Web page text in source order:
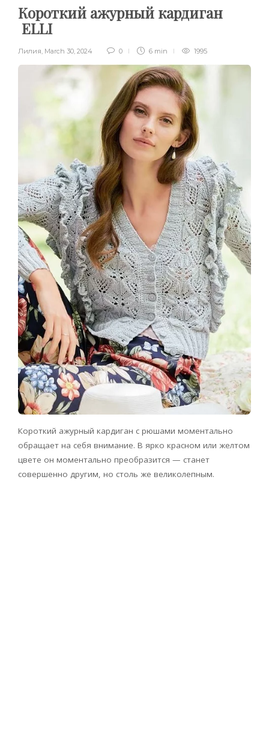
Короткий ажурный кардиган
ELLI
Лилия, March 30, 2024 0 6 min 1995
Короткий ажурный кардиган с рюшами моментально
обращает на себя внимание. В ярко красном или желтом
цвете он моментально преобразится — станет
совершенно другим, но столь же великолепным.